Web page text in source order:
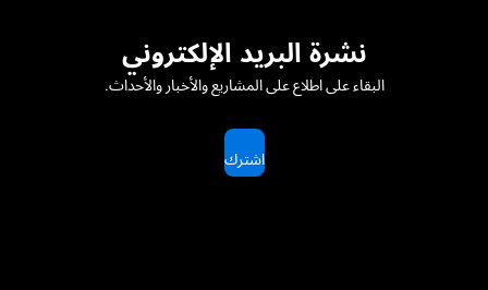
نشرة البريد الإلكتروني
البقاء على اطلاع على المشاريع والأخبار والأحداث.
اشترك